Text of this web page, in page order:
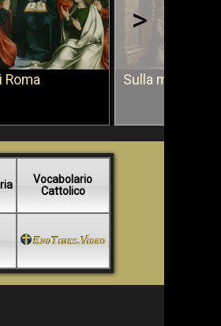
Roma Sulla morte di
>
Vocabolario
Cattolico